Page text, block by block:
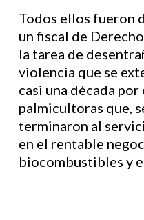
Todos ellos fueron
un fiscal de
la tarea de
violencia que se
casi una década
palmicultoras que,
terminaron al
en el rentable
biocombustibles y